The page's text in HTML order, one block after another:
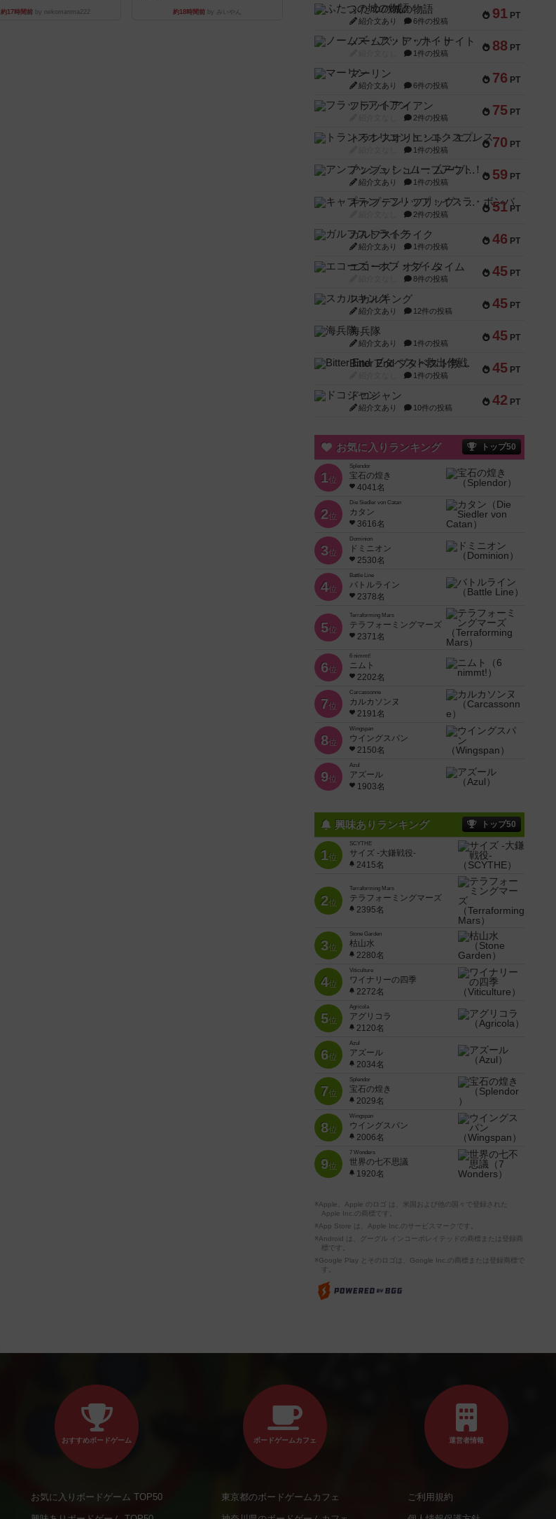
約17時間前 by nekomanma222 約18時間前 by みいやん 91 PT
ふたつの城の物語
紹介文あり 6件の投稿
88 PT
ノームズ・アット・ナイト
1件の投稿
76 PT
マーリン
紹介文あり 6件の投稿
75 PT
フラットアイアン
2件の投稿
70 PT
トランスオリエント・エクスプレス
1件の投稿
59 PT
アンブッシュ！：ムーブアウト！
紹介文あり 1件の投稿
51 PT
キャプテン・フリップ：イスラ・ボンバ
2件の投稿
46 PT
ガルフストライク
紹介文あり 1件の投稿
45 PT
エコーズ・オブ・タイム
8件の投稿
45 PT
スカルキング
紹介文あり 12件の投稿
45 PT
海兵隊
紹介文あり 1件の投稿
45 PT
Bitter End ブタペスト救出作戦
1件の投稿
42 PT
ドコジャン
紹介文あり 10件の投稿
お気に入りランキング トップ50
1位
Splendor
宝石の煌き
4041名
2位
Die Siedler von Catan
カタン
3616名
3位
Dominion
ドミニオン
2530名
4位
Battle Line
バトルライン
2378名
5位
Terraforming Mars
テラフォーミングマーズ
2371名
6位
6 nimmt!
ニムト
2202名
7位
Carcassonne
カルカソンヌ
2191名
8位
Wingspan
ウイングスパン
2150名
9位
Azul
アズール
1903名
興味ありランキング トップ50
1位
SCYTHE
サイズ -大鎌戦役-
2415名
2位
Terraforming Mars
テラフォーミングマーズ
2395名
3位
Stone Garden
枯山水
2280名
4位
Viticulture
ワイナリーの四季
2272名
5位
Agricola
アグリコラ
2120名
6位
Azul
アズール
2034名
7位
Splendor
宝石の煌き
2029名
8位
Wingspan
ウイングスパン
2006名
9位
7 Wonders
世界の七不思議
1920名
※Apple、Apple のロゴ は、米国および他の国々で登録された
Apple Inc.の商標です。
※App Store は、Apple Inc.のサービスマークです。
※Android は、グーグル インコーポレイテッドの商標または登録商
標です。
※Google Play とそのロゴは、Google Inc.の商標または登録商標で
す。
おすすめボードゲーム
お気に入りボードゲーム TOP50
ボードゲームカフェ
東京都のボードゲームカフェ
運営者情報
ご利用規約